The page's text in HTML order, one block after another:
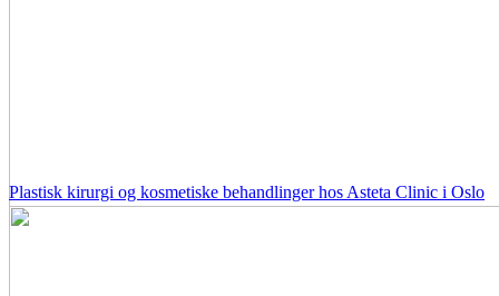
Plastisk kirurgi og kosmetiske behandlinger hos Asteta Clinic i Oslo